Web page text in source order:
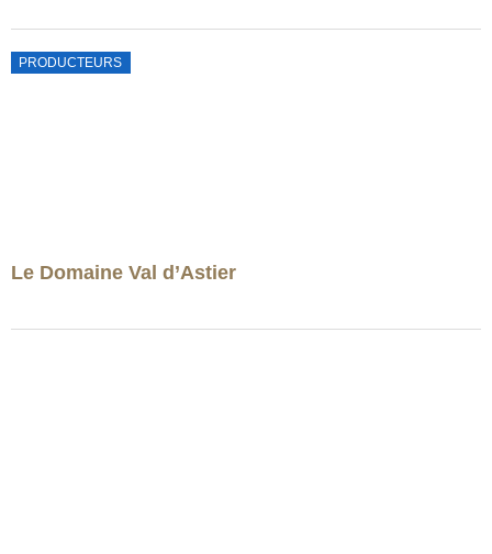
PRODUCTEURS
Le Domaine Val d’Astier